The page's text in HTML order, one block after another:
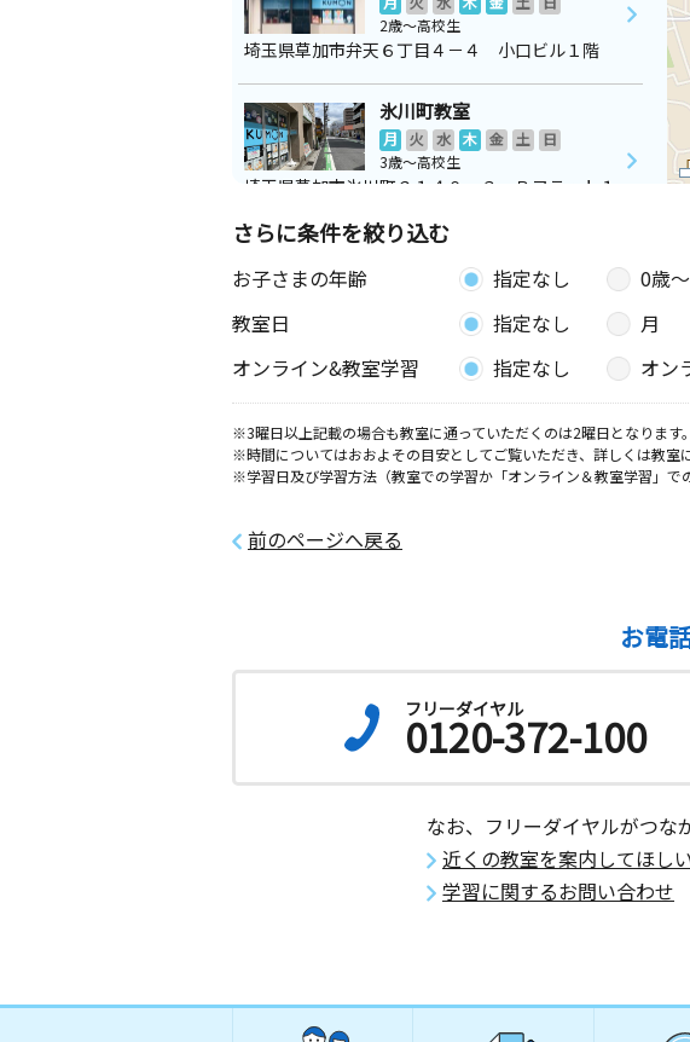
2歳～高校生
埼玉県草加市弁天６丁目４－４ 小口ビル１階
氷川町教室
月 火 水 木 金 土
日
3歳～高校生
埼玉県草加市氷川町２１４０－３ Ｂフラット１
手代町教室
木 金 土 日
0歳～高校生
埼玉県草加市手代２丁目３２－３０
稲荷南教室
月 火 水 木 金 土
日
2歳～高校生
埼玉県草加市稲荷３丁目８－１３ ハレマハウス
氷川南教室
火 木 金 土
日
埼玉県草加市氷川町４４５－１２
西町南教室
水 木 金 土
日
2歳～高校生
さらに条件を絞り込む
お子さまの年齢 指定なし 0歳〜
教室日
指定なし 月
オンライン&教室学習
指定なし オン
※3曜日以上記載の場合も教室に通っていただくのは2曜日となります。
※時間についてはおおよその目安としてご覧いただき、詳しくは教室
※学習日及び学習方法（教室での学習か「オンライン＆教室学習」で
前のページへ戻る
お電
フリーダイヤル
0120-372-100
なお、フリーダイヤルがつな
近くの教室を案内してほし
学習に関するお問い合わせ